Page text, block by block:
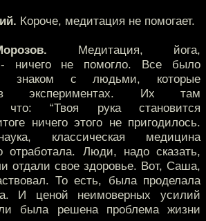
Короче, медитация не помогает.
Медитация, йога,
- ничего не помогло. Все было
знаком с людьми, которые
в экспериментах. Их там
что: “Твоя рука становится
ничего этого не пригодилось.
классическая медицина
отработала. Люди, надо сказать,
отдали свое здоровье. Вот, Саша,
То есть, была проделала
И ценой неимоверных усилий
была решена проблема жизни